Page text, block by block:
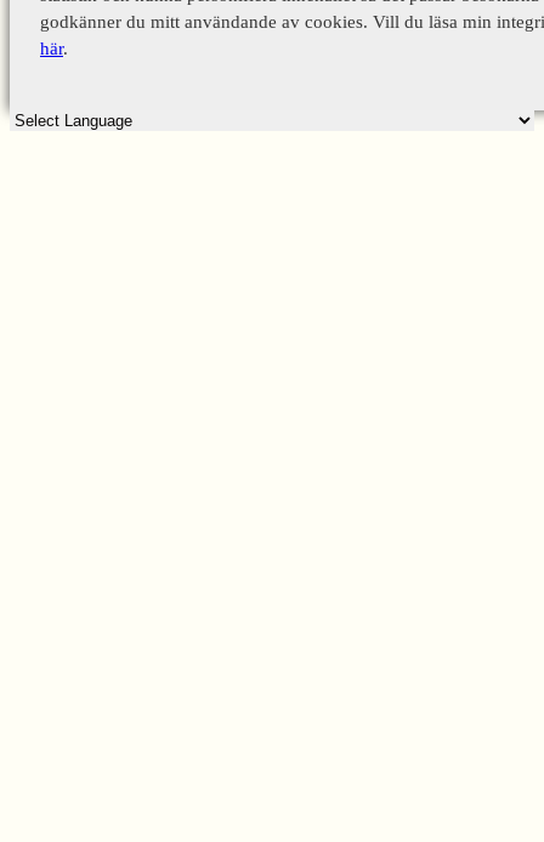
godkänner du mitt användande av cookies. Vill du läsa min
här.